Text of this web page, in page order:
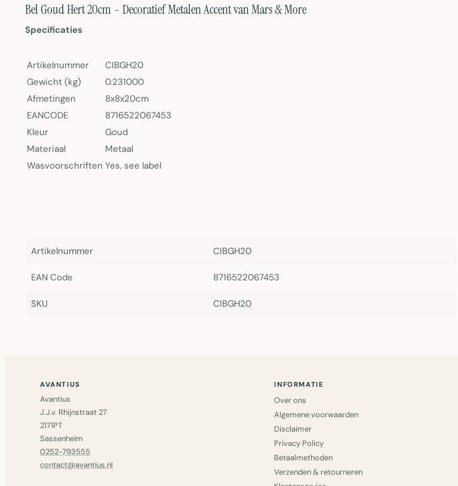
Bel Goud Hert 20cm – Decoratief Metalen Accent van Mars & More
Specificaties
Artikelnummer
CIBGH20
Gewicht (kg)
0.231000
Afmetingen
8x8x20cm
EANCODE
8716522067453
Kleur
Goud
Materiaal
Metaal
Wasvoorschriften Yes, see label
Artikelnummer CIBGH20
EAN Code 8716522067453
SKU CIBGH20
AVANTIUS
Avantius
J.J.v. Rhijnstraat 27
2171PT
Sassenheim
0252-793555
contact@avantius.nl
INFORMATIE
Over ons
Algemene voorwaarden
Disclaimer
Privacy Policy
Betaalmethoden
Verzenden & retourneren